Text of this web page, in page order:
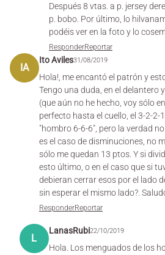
Después 8 vtas. a p. jersey
p. bobo. Por último, lo
podéis ver en la foto y lo
ResponderReportar
IA
Ito Aviles31/08/2019
Hola!, me encantó el patrón y
Tengo una duda, en el delantero
(que aún no he hecho, voy sólo
perfecto hasta el cuello, el 3-2-2-
"hombro 6-6-6", pero la verdad
es el caso de disminuciones, no
sólo me quedan 13 ptos. Y si
esto último, o en el caso que si
debieran cerrar esos por el lado
sin esperar el mismo lado?.
ResponderReportar
L
LanasRubi22/10/2019
Hola. Los menguados de los